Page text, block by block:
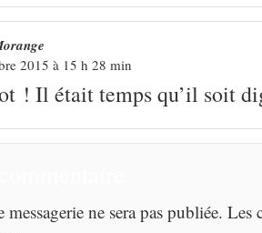
2015 à 15 h 28 min
! Il était temps qu’il soit
messagerie ne sera pas publiée.